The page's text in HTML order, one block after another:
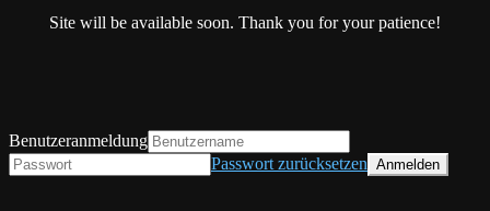
Site will be available soon. Thank you for your patience!
Benutzeranmeldung
Passwort zurücksetzen